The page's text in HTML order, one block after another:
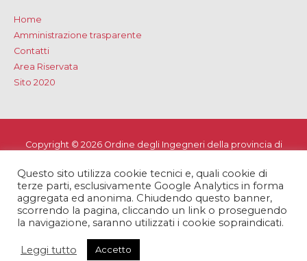
Home
Amministrazione trasparente
Contatti
Area Riservata
Sito 2020
Copyright © 2026 Ordine degli Ingegneri della provincia di
Privacy e Cookie Policy-Note Legali -Dichiarazione di
accessibilità
Questo sito utilizza cookie tecnici e, quali cookie di
terze parti, esclusivamente Google Analytics in forma
aggregata ed anonima. Chiudendo questo banner,
scorrendo la pagina, cliccando un link o proseguendo
la navigazione, saranno utilizzati i cookie sopraindicati.
Leggi tutto Accetto